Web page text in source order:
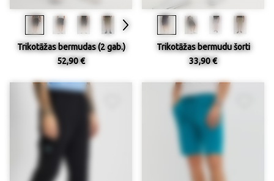
Trikotāžas bermudas (2 gab.)
52,90 €
Trikotāžas bermudu šorti
33,90 €